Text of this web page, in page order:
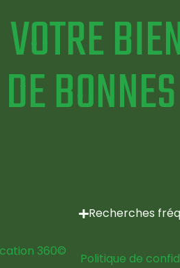
VOTRE
DE
Recherches
360© Politique de